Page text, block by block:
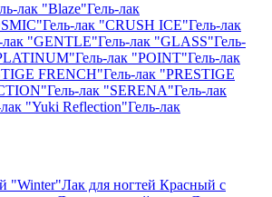
лак "Blaze"Гель-лак
Гель-лак "CRUSH ICE"Гель-лак
лак "GENTLE"Гель-лак "GLASS"Гель-
Гель-лак "POINT"Гель-лак
FRENCH"Гель-лак "PRESTIGE
Гель-лак "SERENA"Гель-лак
лак "Yuki Reflection"Гель-лак
"Winter"Лак для ногтей Красный с